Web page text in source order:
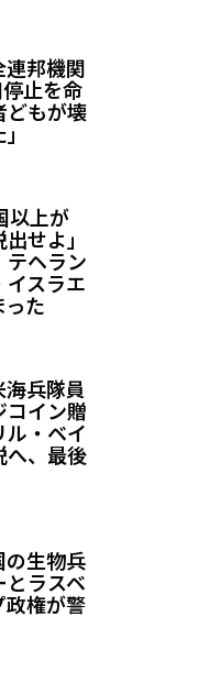
連邦機関
止を命
もが壊
以上が
せよ」
ヘラン
スラエ
た
兵隊員
コイン贈
・ベイ
へ、最後
の生物兵
ラスベ
政権が警